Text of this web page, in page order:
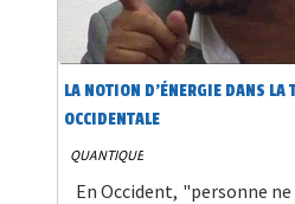
LA NOTION D’ÉNERGIE DANS LA
OCCIDENTALE
QUANTIQUE
En Occident, "personne